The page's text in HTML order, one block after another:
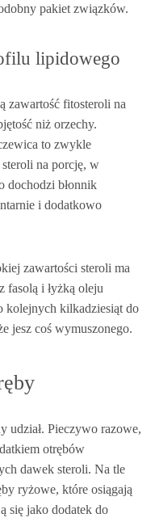
pakiet związków.
lipidowego
zawartość fitosteroli na
niż orzechy.
to zwykle
na porcję, w
dochodzi błonnik
i dodatkowo
zawartości steroli ma
fasolą i łyżką oleju
kolejnych kilkadziesiąt do
jesz coś wymuszonego.
udział. Pieczywo razowe,
otrębów
dawek steroli. Na tle
ryżowe, które osiągają
się jako dodatek do